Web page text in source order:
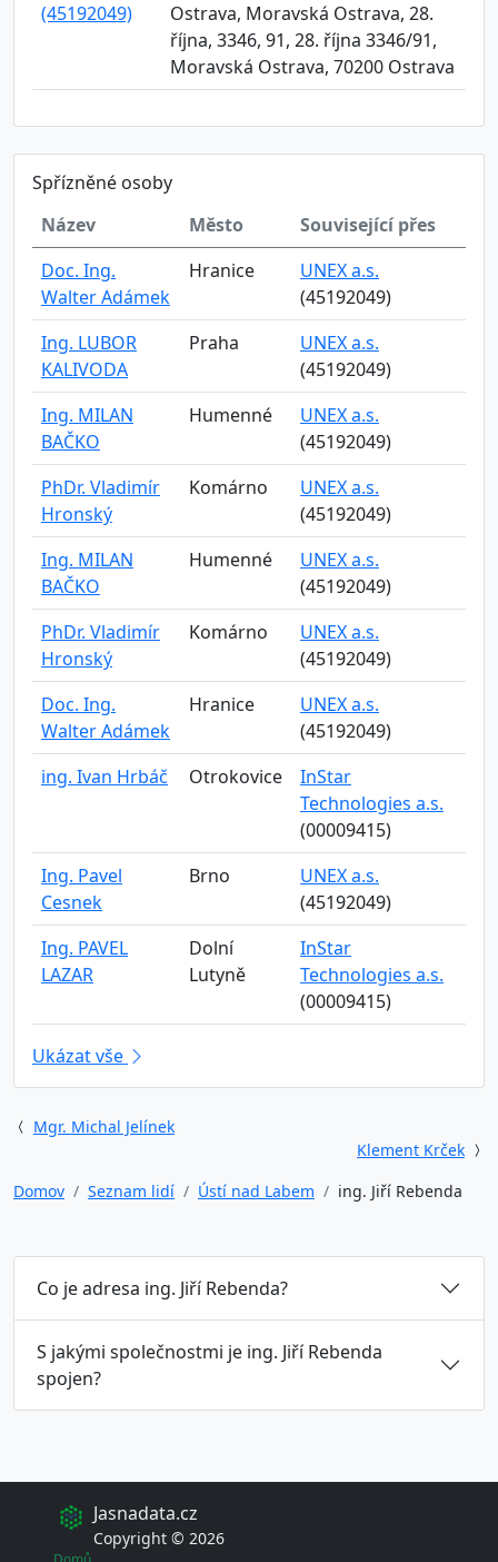
(45192049)
Ostrava, Moravská Ostrava, 28.
října, 3346, 91, 28. října 3346/91,
Moravská Ostrava, 70200 Ostrava
Spřízněné osoby
Název
Město
Související přes
Doc. Ing.
Walter Adámek
Hranice
UNEX a.s.
(45192049)
Ing. LUBOR
KALIVODA
Praha
UNEX a.s.
(45192049)
Ing. MILAN
BAČKO
Humenné
UNEX a.s.
(45192049)
PhDr. Vladimír
Hronský
Komárno
UNEX a.s.
(45192049)
Ing. MILAN
BAČKO
Humenné
UNEX a.s.
(45192049)
PhDr. Vladimír
Hronský
Komárno
UNEX a.s.
(45192049)
Doc. Ing.
Walter Adámek
Hranice
UNEX a.s.
(45192049)
ing. Ivan Hrbáč
Otrokovice
InStar
Technologies a.s.
(00009415)
Ing. Pavel
Cesnek
Brno
UNEX a.s.
(45192049)
Ing. PAVEL
LAZAR
Dolní
Lutyně
InStar
Technologies a.s.
(00009415)
Ukázat vše
Mgr. Michal Jelínek
Klement Krček
Domov
Seznam lidí Ústí nad Labem ing. Jiří Rebenda
Co je adresa ing. Jiří Rebenda?
S jakými společnostmi je ing. Jiří Rebenda
spojen?
Jasnadata.cz
Copyright © 2026